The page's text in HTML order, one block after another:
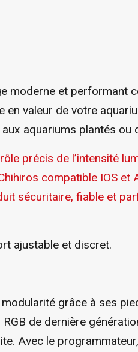
moderne et performant
valeur de votre
aquariums plantés ou
précis de l’intensité
compatible IOS et
sécuritaire, fiable et
ajustable et discret.
grâce à ses
de dernière
Avec le